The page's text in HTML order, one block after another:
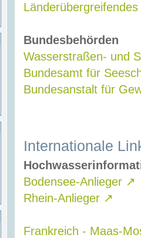
Bundesbehörden
Wasserstraßen- und
Bundesamt für
Bundesanstalt für
Internationale
Bodensee-Anlieger ↗
Rhein-Anlieger ↗
Frankreich - Maas-